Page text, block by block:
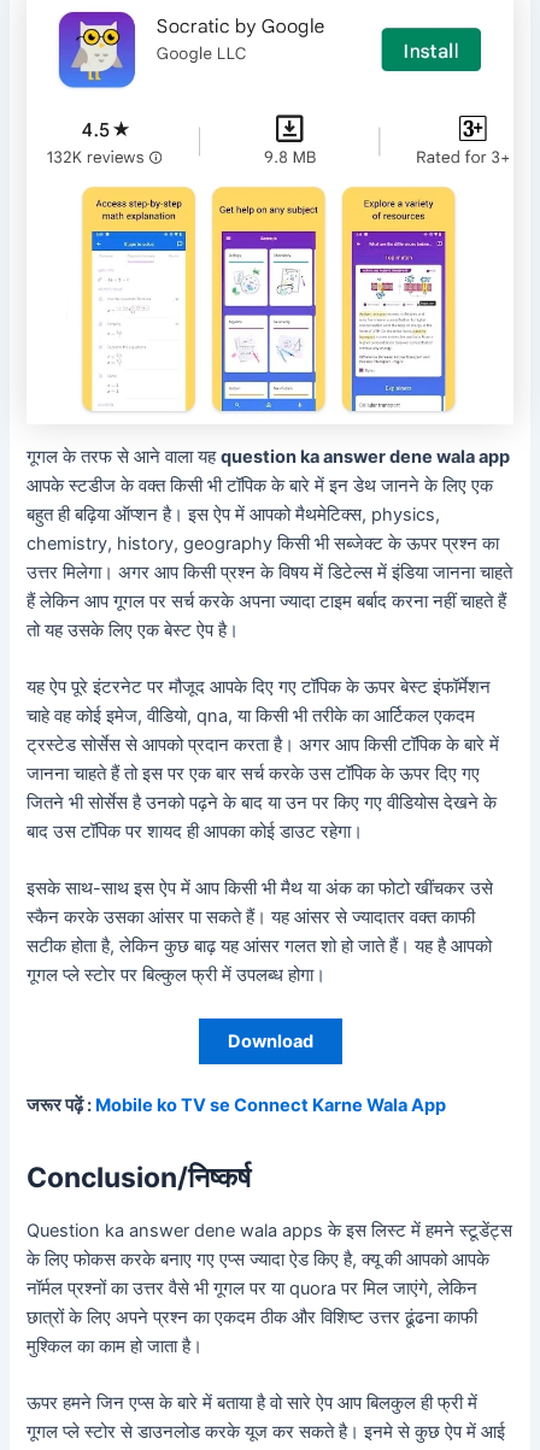
गूगल के तरफ से आने वाला यहquestion ka answer dene wala app
आपके स्टडीज के वक्त किसी भी टॉपिक के बारे में इन डेथ जानने के लिए एक
बहुत ही बढ़िया ऑप्शन है। इस ऐप में आपको मैथमेटिक्स, physics,
chemistry, history, geography किसी भी सब्जेक्ट के ऊपर प्रश्न का
उत्तर मिलेगा। अगर आप किसी प्रश्न के विषय में डिटेल्स में इंडिया जानना चाहते
हैं लेकिन आप गूगल पर सर्च करके अपना ज्यादा टाइम बर्बाद करना नहीं चाहते हैं
तो यह उसके लिए एक बेस्ट ऐप है।
यह ऐप पूरे इंटरनेट पर मौजूद आपके दिए गए टॉपिक के ऊपर बेस्ट इंफॉर्मेशन
चाहे वह कोई इमेज, वीडियो, qna, या किसी भी तरीके का आर्टिकल एकदम
ट्रस्टेड सोर्सेस से आपको प्रदान करता है। अगर आप किसी टॉपिक के बारे में
जानना चाहते हैं तो इस पर एक बार सर्च करके उस टॉपिक के ऊपर दिए गए
जितने भी सोर्सेस है उनको पढ़ने के बाद या उन पर किए गए वीडियोस देखने के
बाद उस टॉपिक पर शायद ही आपका कोई डाउट रहेगा।
इसके साथ-साथ इस ऐप में आप किसी भी मैथ या अंक का फोटो खींचकर उसे
स्कैन करके उसका आंसर पा सकते हैं। यह आंसर से ज्यादातर वक्त काफी
सटीक होता है, लेकिन कुछ बाढ़ यह आंसर गलत शो हो जाते हैं। यह है आपको
गूगल प्ले स्टोर पर बिल्कुल फ्री में उपलब्ध होगा।
Download
जरूर पढ़ें : Mobile ko TV se Connect Karne Wala App
Conclusion/निष्कर्ष
Question ka answer dene wala apps के इस लिस्ट में हमने स्टूडेंट्स
के लिए फोकस करके बनाए गए एप्स ज्यादा ऐड किए है, क्यू की आपको आपके
नॉर्मल प्रश्नों का उत्तर वैसे भी गूगल पर या quora पर मिल जाएंगे, लेकिन
छात्रों के लिए अपने प्रश्न का एकदम ठीक और विशिष्ट उत्तर ढूंढना काफी
मुश्किल का काम हो जाता है।
ऊपर हमने जिन एप्स के बारे में बताया है वो सारे ऐप आप बिलकुल ही फ्री में
गूगल प्ले स्टोर से डाउनलोड करके यूज कर सकते है। इनमे से कुछ ऐप में आई